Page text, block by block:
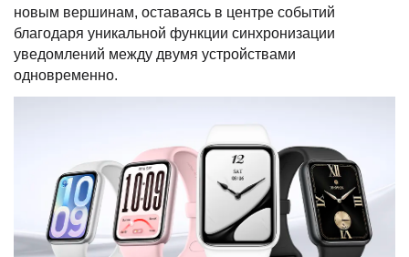
новым вершинам, оставаясь в центре событий
благодаря уникальной функции синхронизации
уведомлений между двумя устройствами
одновременно.